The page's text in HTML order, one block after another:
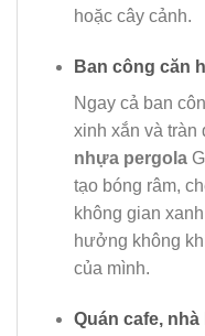
hoặc cây cảnh.
Ban công căn
Ngay cả ban
xinh xắn và tràn
nhựa pergola
tạo bóng râm,
không gian
hưởng không
của mình.
Quán cafe,